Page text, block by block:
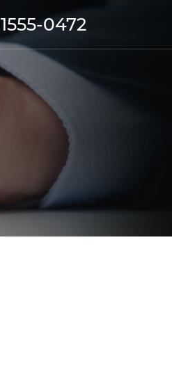
1555-0472